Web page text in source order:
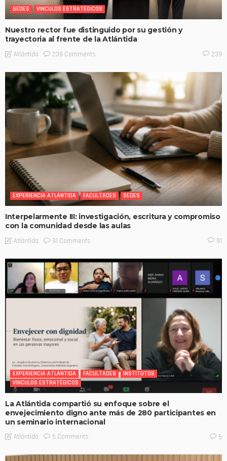
SEDES VINCULOS ESTRATÉGICOS
Nuestro rector fue distinguido por su gestión y
trayectoria al frente de la Atlántida
Atlántida 239 Comments 239
EXPERIENCIA ATLÁNTIDA FACULTADES SEDES
Interpelarmente III: investigación, escritura y compromiso
con la comunidad desde las aulas
Atlántida 91 Comments 91
EXPERIENCIA ATLÁNTIDA FACULTADES
INSTITUTOS
VINCULOS ESTRATÉGICOS
La Atlántida compartió su enfoque sobre el
envejecimiento digno ante más de 280 participantes en
un seminario internacional
Atlántida 5 Comments 5